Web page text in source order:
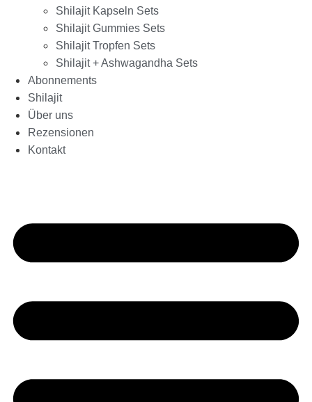
Shilajit Kapseln Sets
Shilajit Gummies Sets
Shilajit Tropfen Sets
Shilajit + Ashwagandha Sets
Abonnements
Shilajit
Über uns
Rezensionen
Kontakt